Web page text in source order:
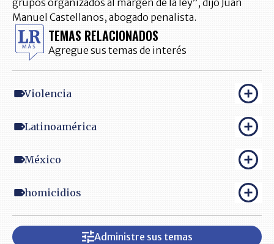
grupos organizados al margen de la ley”, dijo Juan
Manuel Castellanos, abogado penalista.
TEMAS RELACIONADOS
Agregue sus temas de interés
Violencia
Latinoamérica
México
homicidios
Administre sus temas